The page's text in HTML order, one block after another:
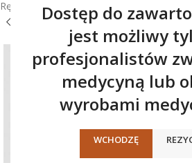
Dostęp do
jest możliwy
profesjonalistów
medycyną lub
wyrobami
WCHODZĘ
Rękojeści światłowodowe
Rękojeść